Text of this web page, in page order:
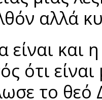
αλλά
είναι και
ότι
το